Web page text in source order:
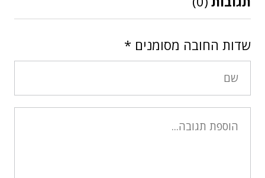
שדות החובה מסומנים *